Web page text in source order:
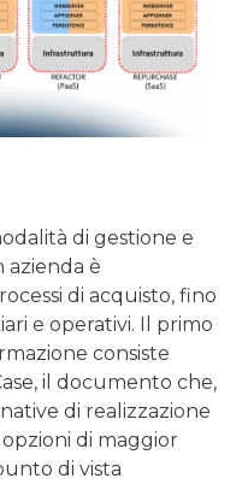
di gestione e
è
di acquisto, fino
e operativi. Il primo
consiste
il documento che,
di realizzazione
di maggior
di vista